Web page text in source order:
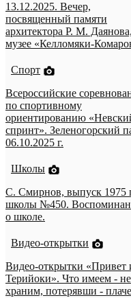
13.12.2025. Вечер,
посвященный памяти
архитектора Р. М.
музее «Келломяки-
Спорт
Всероссийские
по спортивному
ориентированию
спринт». Зеленогорский
06.10.2025 г.
Школы
С. Смирнов, выпуск 1975
школы №450.
о школе.
Видео-открытки
Видео-открытки «Привет
Терийоки». Что имеем - не
храним, потерявши -